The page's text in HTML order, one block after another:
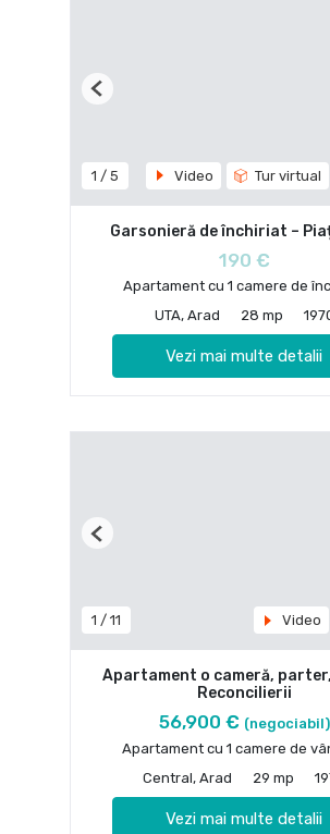
1 / 5 Video Tur virtual
Previous
Garsonieră de închiriat –
190 €
Apartament cu 1 camere de
UTA, Arad
28 mp
Vezi mai multe detalii
1 / 11 Video
Previous
Apartament o cameră,
Reconcilierii
56,900 € (negociabil)
Apartament cu 1 camere de
Central, Arad
29 mp
Vezi mai multe detalii